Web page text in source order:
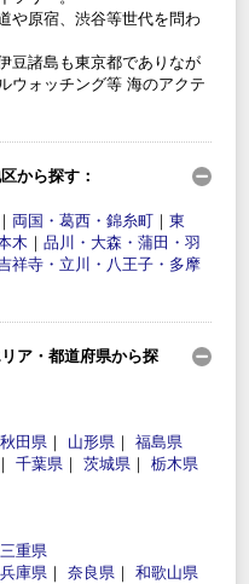
や原宿、渋谷等世代を問わ
豆諸島も東京都でありなが
ウォッチング等 海のアクテ
から探す：
｜ 両国・葛西・錦糸町 ｜ 東
木 ｜ 品川・大森・蒲田・羽
祥寺・立川・八王子・多摩
ア・都道府県から探
秋田県 ｜ 山形県 ｜ 福島県
｜ 千葉県 ｜ 茨城県 ｜ 栃木県
三重県
兵庫県 ｜ 奈良県 ｜ 和歌山県